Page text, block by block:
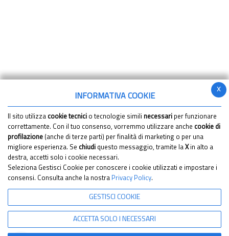
x
INFORMATIVA COOKIE
Il sito utilizza cookie tecnici o tecnologie simili necessari per funzionare
correttamente. Con il tuo consenso, vorremmo utilizzare anche cookie di
profilazione (anche di terze parti) per finalità di marketing o per una
migliore esperienza. Se chiudi questo messaggio, tramite la Xin alto a
destra, accetti solo i cookie necessari.
Seleziona Gestisci Cookie per conoscere i cookie utilizzati e impostare i
consensi. Consulta anche la nostra Privacy Policy.
GESTISCI COOKIE
ACCETTA SOLO I NECESSARI